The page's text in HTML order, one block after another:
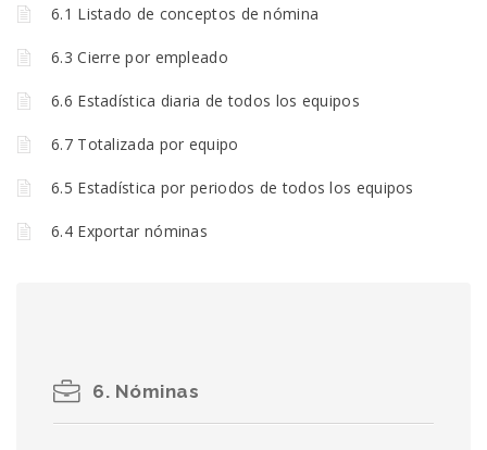
6.1 Listado de conceptos de nómina
6.3 Cierre por empleado
6.6 Estadística diaria de todos los equipos
6.7 Totalizada por equipo
6.5 Estadística por periodos de todos los equipos
6.4 Exportar nóminas
6. Nóminas